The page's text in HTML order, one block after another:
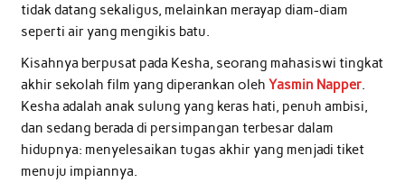
tidak datang sekaligus, melainkan merayap diam-diam
seperti air yang mengikis batu.
Kisahnya berpusat pada Kesha, seorang mahasiswi tingkat
akhir sekolah film yang diperankan oleh Yasmin Napper.
Kesha adalah anak sulung yang keras hati, penuh ambisi,
dan sedang berada di persimpangan terbesar dalam
hidupnya: menyelesaikan tugas akhir yang menjadi tiket
menuju impiannya.